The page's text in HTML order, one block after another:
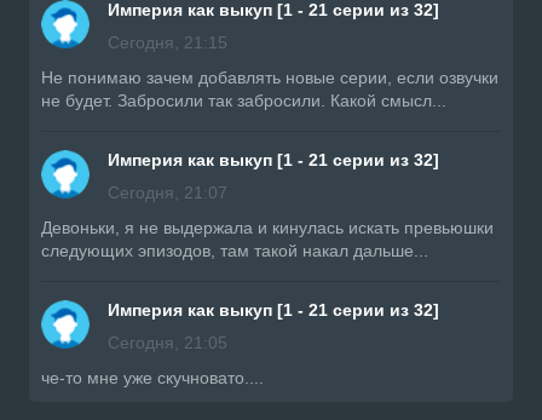
Империя как выкуп [1 - 21 серии из 32]
Сегодня, 21:15
Не понимаю зачем добавлять новые серии, если озвучки
не будет. Забросили так забросили. Какой смысл...
Империя как выкуп [1 - 21 серии из 32]
Сегодня, 21:07
Девоньки, я не выдержала и кинулась искать превьюшки
следующих эпизодов, там такой накал дальше...
Империя как выкуп [1 - 21 серии из 32]
Сегодня, 21:05
че-то мне уже скучновато....